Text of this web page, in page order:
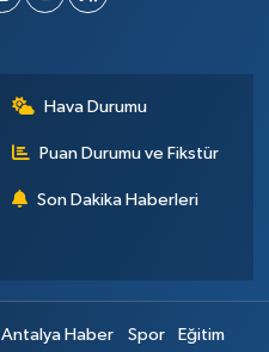
Hava Durumu
Puan Durumu ve Fikstür
Son Dakika Haberleri
Antalya Haber Spor Eğitim